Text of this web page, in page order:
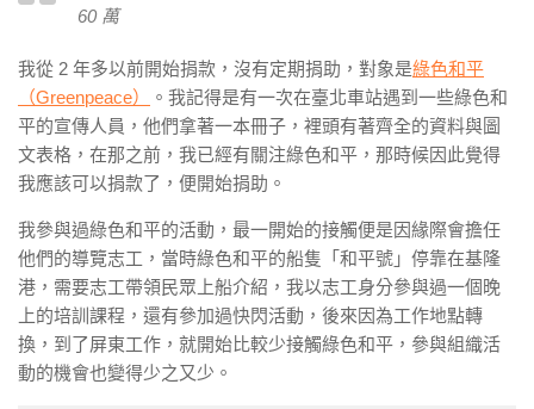
60 萬
我從 2 年多以前開始捐款，沒有定期捐助，對象是綠色和平
（Greenpeace）
。我記得是有一次在臺北車站遇到一些綠色和
平的宣傳人員，他們拿著一本冊子，裡頭有著齊全的資料與圖
文表格，在那之前，我已經有關注綠色和平，那時候因此覺得
我應該可以捐款了，便開始捐助。
我參與過綠色和平的活動，最一開始的接觸便是因緣際會擔任
他們的導覽志工，當時綠色和平的船隻「和平號」停靠在基隆
港，需要志工帶領民眾上船介紹，我以志工身分參與過一個晚
上的培訓課程，還有參加過快閃活動，後來因為工作地點轉
換，到了屏東工作，就開始比較少接觸綠色和平，參與組織活
動的機會也變得少之又少。